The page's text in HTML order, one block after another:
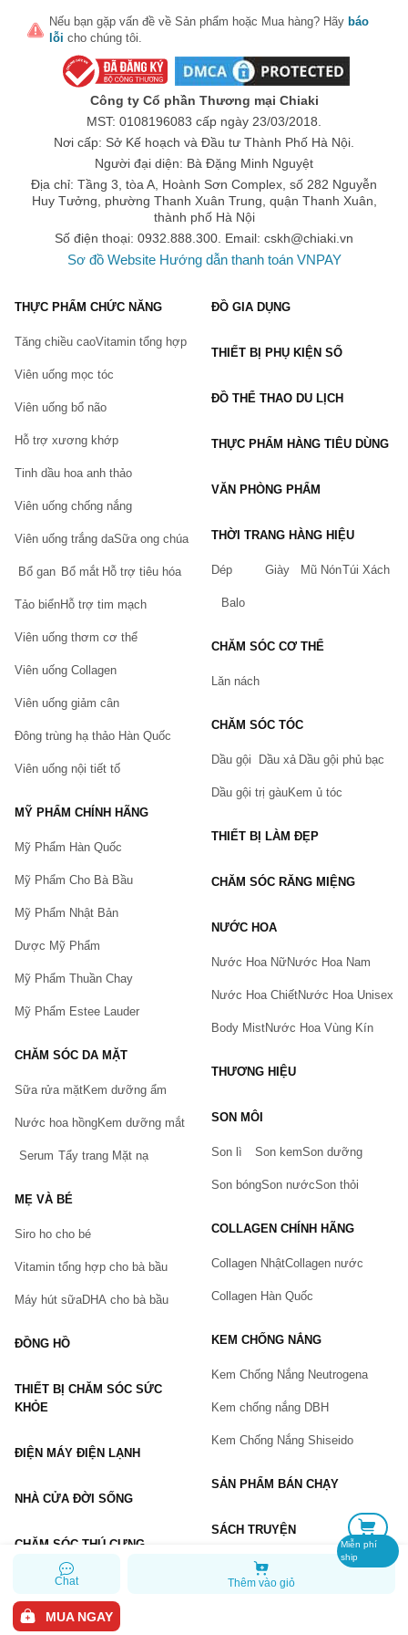
Viên uống Detox Nhuận Tràng Kokando Byurakku Nhật Bản
không chỉ đơn thuần là một sản phẩm hỗ trợ tiêu hóa, mà còn là
một giải pháp toàn diện cho sức khỏe đường ruột. Với lợi ích
vượt trội và sự lành tính từ các thành phần tự nhiên, đây chính
là sản phẩm mà bạn không nên bỏ lỡ nếu muốn chăm sóc sức
khỏe tiêu hóa của mình một cách hiệu quả.
Thực phẩm này không phải là thuốc, không có tác dụng thay
thế thuốc chữa bệnh.
Hiệu quả sử dụng tùy thuộc cơ địa từng người.
Chat Thêm vào giỏ
MUA NGAY
Miễn phí
ship
Nếu bạn gặp vấn đề về Sản phẩm hoặc Mua hàng? Hãy báo
lỗi cho chúng tôi.
Bạn gặp vấn đề về sản phẩm hay mua hàng?
Hãy báo lỗi cho chúng tôi. Hoặc gọi cho chúng tôi qua số
Vấn đề(*)
GỬI BÁO LỖI
Công ty Cổ phần Thương mại Chiaki
MST: 0108196083 cấp ngày 23/03/2018.
Nơi cấp: Sở Kế hoạch và Đầu tư Thành Phố Hà Nội.
Người đại diện: Bà Đặng Minh Nguyệt
Địa chỉ: Tầng 3, tòa A, Hoành Sơn Complex, số 282 Nguyễn
Huy Tưởng, phường Thanh Xuân Trung, quận Thanh Xuân,
thành phố Hà Nội
Số điện thoại: 0932.888.300. Email: cskh@chiaki.vn
Sơ đồ Website Hướng dẫn thanh toán VNPAY
THỰC PHẨM CHỨC NĂNG
Tăng chiều caoVitamin tổng hợp
Viên uống mọc tóc
Viên uống bổ não
Hỗ trợ xương khớp
Tinh dầu hoa anh thảo
Viên uống chống nắng
Viên uống trắng daSữa ong chúa
Bổ gan Bổ mắt Hỗ trợ tiêu hóa
Tảo biểnHỗ trợ tim mạch
Viên uống thơm cơ thể
Viên uống Collagen
Viên uống giảm cân
Đông trùng hạ thảo Hàn Quốc
Viên uống nội tiết tố
MỸ PHẨM CHÍNH HÃNG
Mỹ Phẩm Hàn Quốc
Mỹ Phẩm Cho Bà Bầu
Mỹ Phẩm Nhật Bản
Dược Mỹ Phẩm
Mỹ Phẩm Thuần Chay
Mỹ Phẩm Estee Lauder
CHĂM SÓC DA MẶT
Sữa rửa mặtKem dưỡng ẩm
Nước hoa hồngKem dưỡng mắt
Serum Tẩy trang Mặt nạ
MẸ VÀ BÉ
Siro ho cho bé
Vitamin tổng hợp cho bà bầu
Máy hút sữaDHA cho bà bầu
ĐỒNG HỒ
THIẾT BỊ CHĂM SÓC SỨC
KHỎE
ĐIỆN MÁY ĐIỆN LẠNH
NHÀ CỬA ĐỜI SỐNG
CHĂM SÓC THÚ CƯNG
ĐỒ GIA DỤNG
THIẾT BỊ PHỤ KIỆN SỐ
ĐỒ THỂ THAO DU LỊCH
THỰC PHẨM HÀNG TIÊU DÙNG
VĂN PHÒNG PHẨM
THỜI TRANG HÀNG HIỆU
Dép Giày Mũ NónTúi Xách
Balo
CHĂM SÓC CƠ THỂ
Lăn nách
CHĂM SÓC TÓC
Dầu gội Dầu xả Dầu gội phủ bạc
Dầu gội trị gàuKem ủ tóc
THIẾT BỊ LÀM ĐẸP
CHĂM SÓC RĂNG MIỆNG
NƯỚC HOA
Nước Hoa NữNước Hoa Nam
Nước Hoa ChiếtNước Hoa Unisex
Body MistNước Hoa Vùng Kín
THƯƠNG HIỆU
SON MÔI
Son lì Son kemSon dưỡng
Son bóngSon nướcSon thỏi
COLLAGEN CHÍNH HÃNG
Collagen NhậtCollagen nước
Collagen Hàn Quốc
KEM CHỐNG NẮNG
Kem Chống Nắng Neutrogena
Kem chống nắng DBH
Kem Chống Nắng Shiseido
SẢN PHẨM BÁN CHẠY
SÁCH TRUYỆN